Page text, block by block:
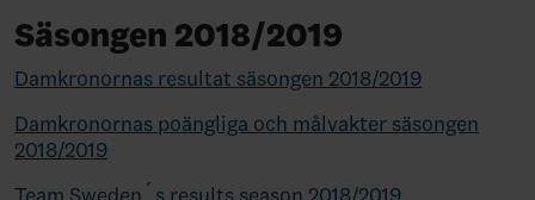
Säsongen 2018/2019
Damkronornas resultat säsongen 2018/2019
Damkronornas poängliga och målvakter säsongen
2018/2019